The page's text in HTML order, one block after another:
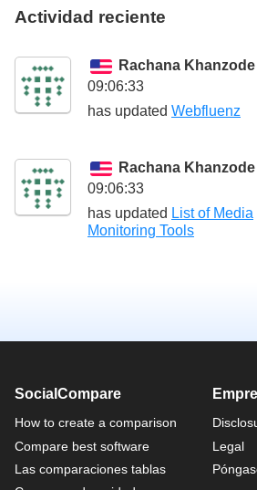
Actividad reciente
Rachana Khanzode
09:06:33
has updated Webfluenz
Rachana Khanzode
09:06:33
has updated List of Media
Monitoring Tools
SocialCompare
How to create a comparison
Compare best software
Las comparaciones tablas
Legal